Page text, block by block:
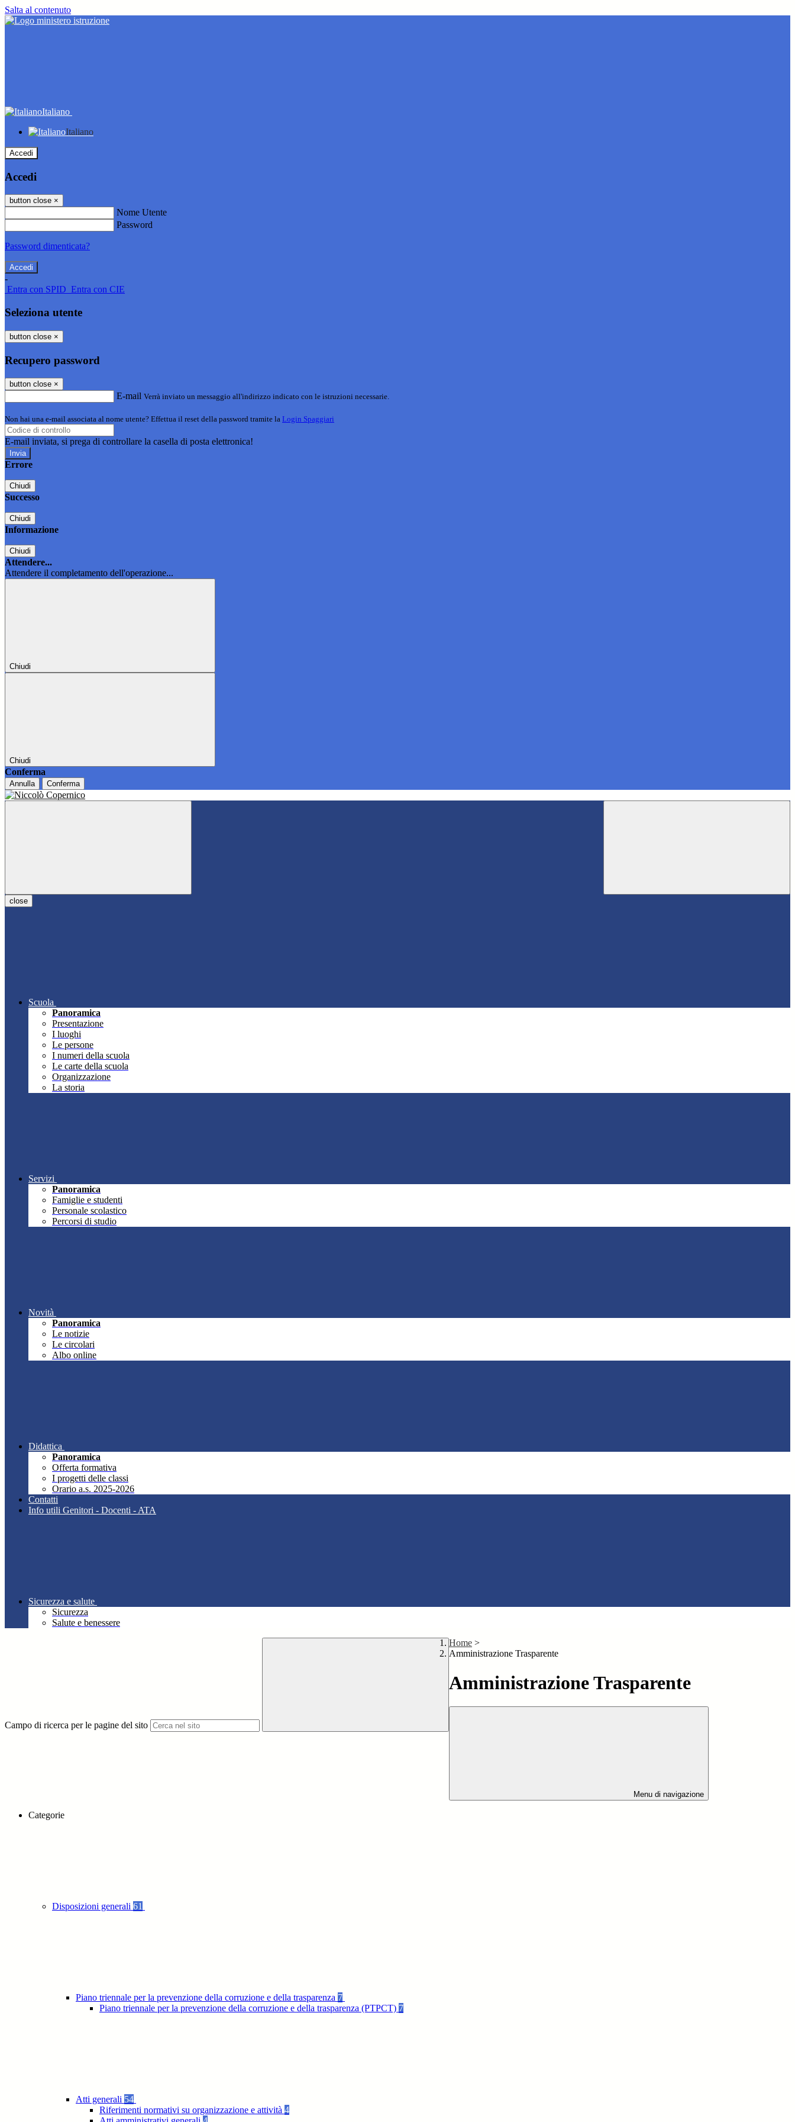
Salta al contenuto
Italiano
Italiano
Accedi
Accedi
button close ×
Nome Utente
Password
Password dimenticata?
-
Entra con SPID Entra con CIE
Seleziona utente
button close ×
Recupero password
button close ×
E-mail Verrà inviato un messaggio all'indirizzo indicato con le istruzioni necessarie.
Non hai una e-mail associata al nome utente? Effettua il reset della password tramite la Login Spaggiari
E-mail inviata, si prega di controllare la casella di posta elettronica!
Errore
Chiudi
Successo
Chiudi
Informazione
Chiudi
Attendere...
Attendere il completamento dell'operazione...
Chiudi
Chiudi
Conferma
Annulla Conferma
close
Scuola
Panoramica
Presentazione
I luoghi
Le persone
I numeri della scuola
Le carte della scuola
Organizzazione
La storia
Servizi
Panoramica
Famiglie e studenti
Personale scolastico
Percorsi di studio
Novità
Panoramica
Le notizie
Le circolari
Albo online
Didattica
Panoramica
Offerta formativa
I progetti delle classi
Orario a.s. 2025-2026
Contatti
Info utili Genitori - Docenti - ATA
Sicurezza e salute
Sicurezza
Salute e benessere
Campo di ricerca per le pagine del sito
Home >
Amministrazione Trasparente
Amministrazione Trasparente
Menu di navigazione
Categorie
Disposizioni generali 61
Piano triennale per la prevenzione della corruzione e della trasparenza 7
Piano triennale per la prevenzione della corruzione e della trasparenza (PTPCT) 7
Atti generali 54
Riferimenti normativi su organizzazione e attività 4